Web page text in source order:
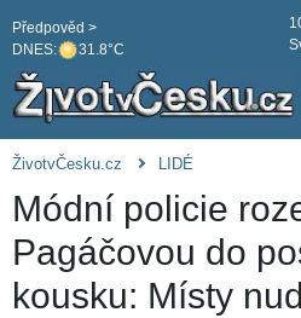
DNES: 31.8°C
Předpověd >
ŽivotvČesku.cz LIDÉ
Módní policie
Pagáčovou do
kousku: Místy